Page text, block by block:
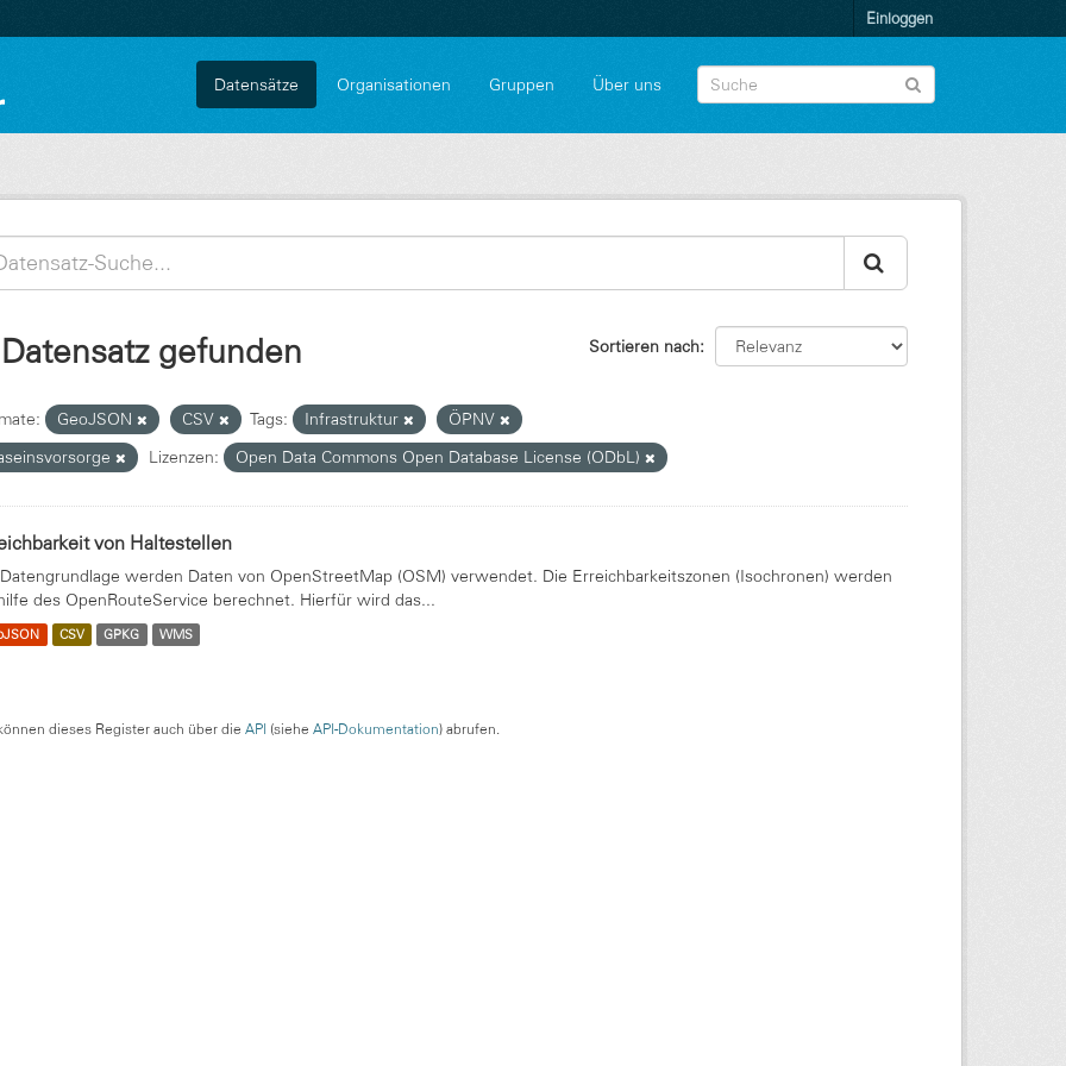
Einloggen
Datensätze Organisationen Gruppen Über uns
Sortieren nach
gefunden
GeoJSON CSV Tags: Infrastruktur
ÖPNV
Lizenzen: Open Data Commons Open Database License (ODbL)
von Haltestellen
werden Daten von OpenStreetMap (OSM) verwendet. Die Erreichbarkeitszonen (Isochronen) werden
des OpenRouteService berechnet. Hierfür wird das...
CSV GPKG WMS
dieses Register auch über die API (siehe API-Dokumentation) abrufen.